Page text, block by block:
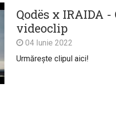
Qodës x IRAIDA
videoclip
04 Iunie 2022
Urmărește clipul aici!